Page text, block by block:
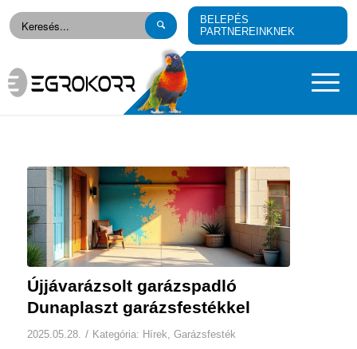
BELEPÉS
PARTNEREINKNEK
Újjávarázsolt garázspadló
Dunaplaszt garázsfestékkel
2025.05.28. / Kategória: Hírek Garázsfesték